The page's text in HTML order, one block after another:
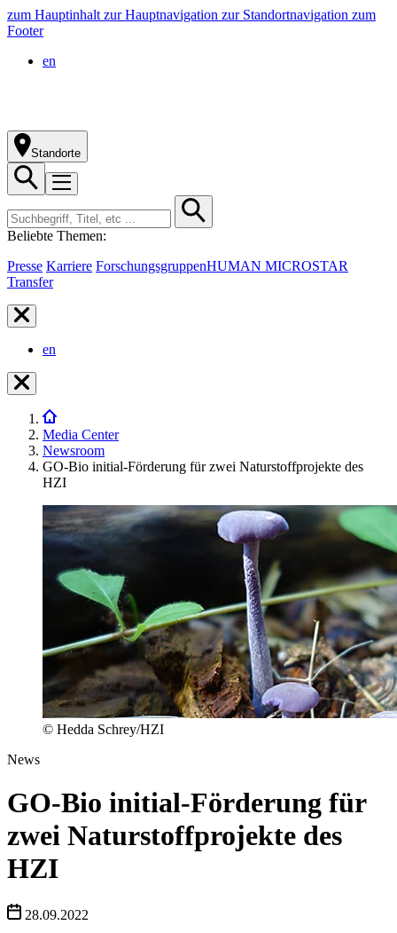
zum Hauptinhalt zur Hauptnavigation zur Standortnavigation zum
Footer
en
Standorte
Beliebte Themen:
Presse Karriere ForschungsgruppenHUMAN MICROSTAR
Transfer
en
Media Center
Newsroom
GO-Bio initial-Förderung für zwei Naturstoffprojekte des
HZI
© Hedda Schrey/HZI
News
GO-Bio initial-Förderung für
zwei Naturstoffprojekte des
HZI
28.09.2022